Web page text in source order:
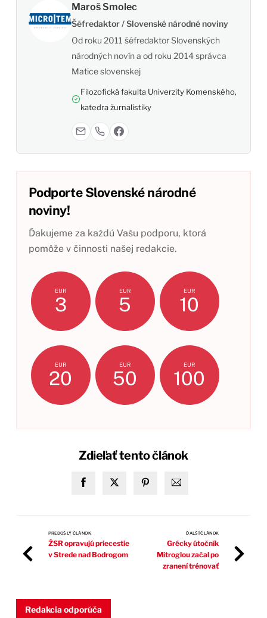
Maroš Smolec
Šéfredaktor / Slovenské národné noviny
Od roku 2011 šéfredaktor Slovenských
národných novín a od roku 2014 správca
Matice slovenskej
Filozofická fakulta Univerzity Komenského,
katedra žurnalistiky
Podporte Slovenské národné
noviny!
Ďakujeme za každú Vašu podporu, ktorá
pomôže v činnosti našej redakcie.
EUR
3
EUR
5
EUR
10
EUR
20
EUR
50
EUR
100
Zdieľať tento článok
PREDOŠLÝ ČLÁNOK
ŽSR opravujú priecestie
v Strede nad Bodrogom
ĎALŠÍ ČLÁNOK
Grécky útočník
Mitroglou začal po
zranení trénovať
Redakcia odporúča